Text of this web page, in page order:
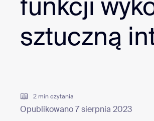
Aplikacje i integracje
funkcji
sztuczną
2 min czytania
Opublikowano 7 sierpnia 2023